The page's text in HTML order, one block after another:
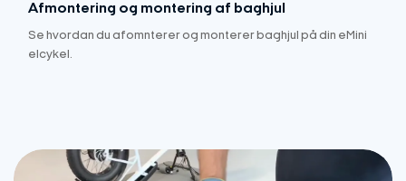
Afmontering og montering af baghjul
Se hvordan du afomnterer og monterer baghjul på din eMini
elcykel.